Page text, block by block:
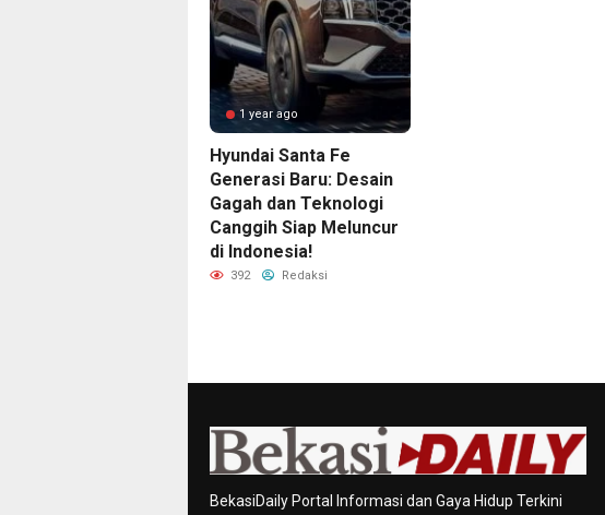
1 year ago
Hyundai Santa Fe
Generasi Baru: Desain
Gagah dan Teknologi
Canggih Siap Meluncur
di Indonesia!
392 Redaksi
BekasiDaily Portal Informasi dan Gaya Hidup Terkini